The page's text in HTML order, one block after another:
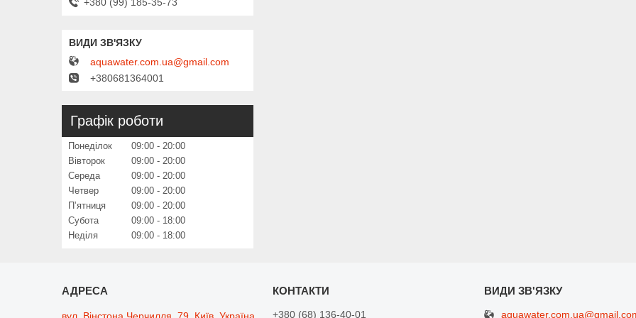
aquawater.com.ua@gmail.com
+380681364001
Графік роботи
Понеділок 09:00
20:00
Вівторок
09:00
20:00
Середа
09:00
20:00
Четвер
09:00
20:00
Пʼятниця
09:00
20:00
Субота
09:00
18:00
Неділя
09:00 18:00
+380 (68) 136-40-01